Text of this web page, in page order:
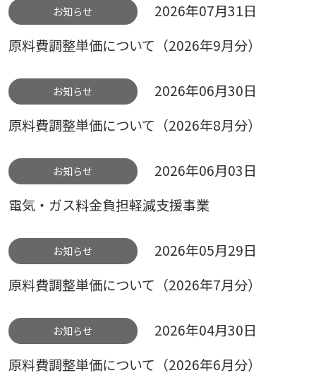
お知らせ
2026年07月31日
原料費調整単価について（2026年9月分）
お知らせ
2026年06月30日
原料費調整単価について（2026年8月分）
お知らせ
2026年06月03日
電気・ガス料金負担軽減支援事業
お知らせ
2026年05月29日
原料費調整単価について（2026年7月分）
お知らせ
2026年04月30日
原料費調整単価について（2026年6月分）